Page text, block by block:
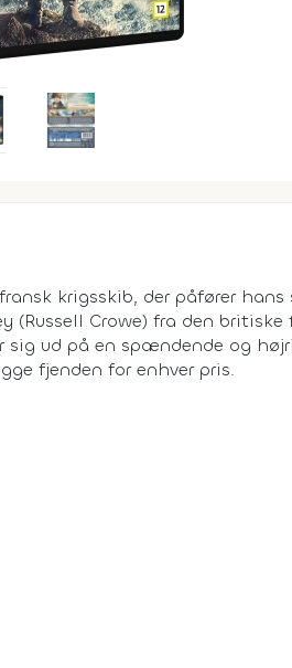
krigsskib, der påfører hans
(Russell Crowe) fra den
sig ud på en spændende og
fjenden for enhver pris.